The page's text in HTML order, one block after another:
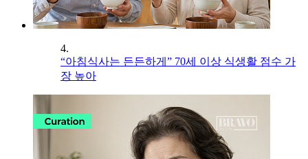
4.
“아침식사는 든든하게” 70세 이상 식생활 점수 가
장 높아